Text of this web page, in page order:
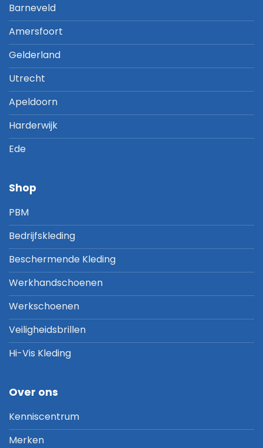
Barneveld
Amersfoort
Gelderland
Utrecht
Apeldoorn
Harderwijk
Ede
Shop
PBM
Bedrijfskleding
Beschermende Kleding
Werkhandschoenen
Werkschoenen
Veiligheidsbrillen
Hi-Vis Kleding
Over ons
Kenniscentrum
Merken